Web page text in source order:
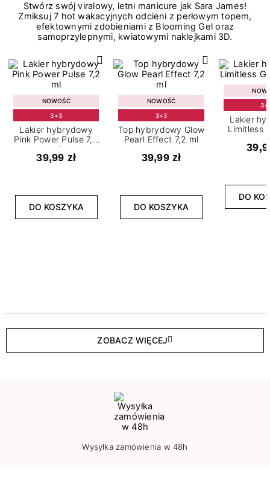
Stwórz swój viralowy, letni manicure jak Sara James!
Zmiksuj 7 hot wakacyjnych odcieni z perłowym topem,
efektownymi zdobieniami z Blooming Gel oraz
samoprzylepnymi, kwiatowymi naklejkami 3D.
NOWOŚĆ
3+3
Lakier hybrydowy
Pink Power Pulse 7,2
ml
39,99 zł
DO KOSZYKA
NOWOŚĆ
3+3
Top hybrydowy Glow
Pearl Effect 7,2 ml
39,99 zł
DO KOSZYKA
Lakier
Limitless
DO
ZOBACZ WIĘCEJ
Wysyłka zamówienia w 48h